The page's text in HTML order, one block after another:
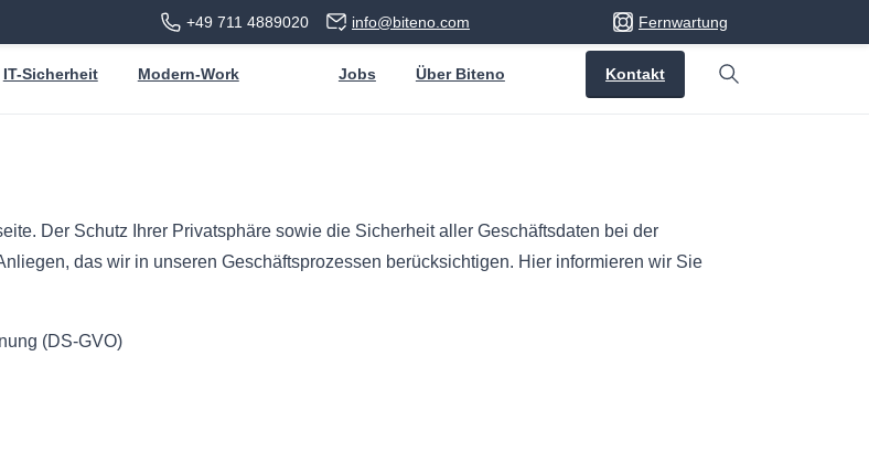
+49 711 4889020 info@biteno.com Fernwartung
IT-Sicherheit Modern-Work Jobs Über Biteno Kontakt
Search
Der Schutz Ihrer Privatsphäre sowie die Sicherheit aller Geschäftsdaten bei der
das wir in unseren Geschäftsprozessen berücksichtigen. Hier informieren wir Sie
(DS-GVO)